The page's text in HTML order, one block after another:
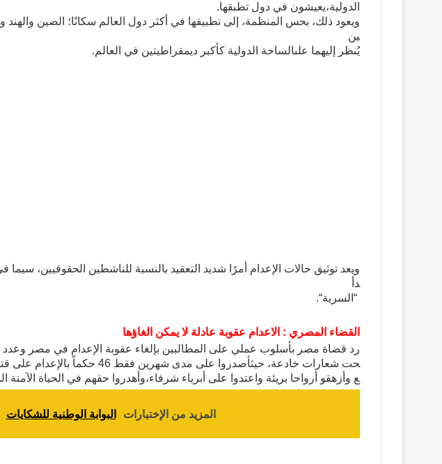
الدولية،يعيشون في دول تطبقها.
ويعود ذلك، بحس المنظمة، إلى تطبيقها في أكثر دول العالم سكانًا؛ الصين والهند
ين
يُنظر
إليهما علىالساحة الدولية كأكبر ديمقراطيتين في العالم.
ويعد توثيق حالات الإعدام أمرًا شديد التعقيد بالنسبة للناشطين الحقوقيين، سيما
دأ
“ السرية“.
القضاء المصري : الاعدام عقوبة عادلة لا يمكن الغاؤها
رد قضاة مصر بأسلوب عملي على المطالبين بإلغاء عقوبة الإعدام في مصر وعدد
حت شعارات خادعة، حيثأصدروا على مدى شهرين فقط حكماً بالإعدام على
ع وأزهقو أرواحا بريئة واعتدوا على أبرياء شرفاء،وأهدروا حقهم في الحياة الآمنة
المزيد من الإختبارات البوابة الوطنية للشكايات